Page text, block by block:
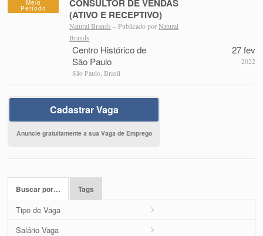
Meio
Período
CONSULTOR DE VENDAS
(ATIVO E RECEPTIVO)
Natural Brands – Publicado porNatural
Brands
Centro Histórico de
São Paulo
São Paulo, Brasil
27 fev
2022
Cadastrar Vaga
Anuncie gratuitamente a sua Vaga de Emprego
Buscar por… Tags
Tipo de Vaga
Salário Vaga